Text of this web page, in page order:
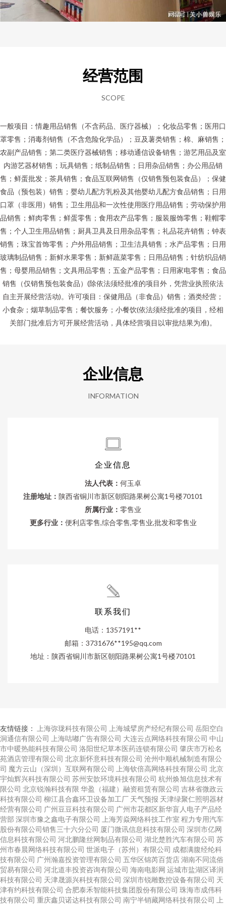
经营范围
SCOPE
一般项目：情趣用品销售（不含药品、医疗器械）；化妆品零售；医用口
罩零售；消毒剂销售（不含危险化学品）；豆及薯类销售；棉、麻销售；
农副产品销售；第二类医疗器械销售；移动通信设备销售；游艺用品及室
内游艺器材销售；玩具销售；纸制品销售；日用杂品销售；办公用品销
售；鲜蛋批发；茶具销售；食品互联网销售（仅销售预包装食品）；保健
食品（预包装）销售；婴幼儿配方乳粉及其他婴幼儿配方食品销售；日用
口罩（非医用）销售；卫生用品和一次性使用医疗用品销售；劳动保护用
品销售；鲜肉零售；鲜蛋零售；食用农产品零售；服装服饰零售；鞋帽零
售；个人卫生用品销售；厨具卫具及日用杂品零售；礼品花卉销售；钟表
销售；珠宝首饰零售；户外用品销售；卫生洁具销售；水产品零售；日用
玻璃制品销售；新鲜水果零售；新鲜蔬菜零售；日用品销售；针纺织品销
售；母婴用品销售；文具用品零售；五金产品零售；日用家电零售；食品
销售（仅销售预包装食品）(除依法须经批准的项目外，凭营业执照依法
自主开展经营活动)。许可项目：保健用品（非食品）销售；酒类经营；
小食杂；烟草制品零售；餐饮服务；小餐饮(依法须经批准的项目，经相
关部门批准后方可开展经营活动，具体经营项目以审批结果为准)。
企业信息
INFORMATION
企业信息
法人代表： 何玉卓
注册地址： 陕西省铜川市新区朝阳路果树公寓1号楼70101
所属行业： 零售业
更多行业： 便利店零售,综合零售,零售业,批发和零售业
联系我们
电话：1357191**
邮箱：3731676**195@qq.com
地址：陕西省铜川市新区朝阳路果树公寓1号楼70101
友情链接： 上海弥珑科技有限公司 上海城擘房产经纪有限公司 岳阳空白
洞通信有限公司
上海咕嘟广告有限公司 大连云点网络科技有限公司 中山
市中暖热能科技有限公司 洛阳世纪草本医药连锁有限公司 肇庆市万松名
苑酒店管理有限公司 北京新怀意科技有限公司 沧州中顺机械制造有限公
司 魔方云山（深圳）互联网有限公司 上海钦倍高网络科技有限公司 北京
宇灿辉兴科技有限公司 苏州安歆环境科技有限公司 杭州焕旭信息技术有
限公司 北京锐瀚科技有限 华盈（福建）融资租赁有限公司 吉林省微政云
科技有限公司 柳江县合鑫环卫设备加工厂 天气预报 天津绿聚仁照明器材
经营有限公司 广州豆豆科技有限公司 广州市花都区新华盲人电子产品经
营部 深圳市豫之鑫电子有限公司 上海芳焱网络科技工作室 程力专用汽车
股份有限公司销售三十六分公司 厦门微讯信息科技有限公司 深圳市亿网
信息科技有限公司 河北鹏隆丝网制品有限公司 湖北楚胜汽车有限公司 苏
州市春晨网络科技有限公司 世派电子（苏州）有限公司 成都满腹经纶科
技有限公司 广州瀚嘉投资管理有限公司 五华区锦芮百货店 湖南不同流俗
贸易有限公司 河北道丰投资咨询有限公司 海南电影网 运城市盐湖区译润
科技有限公司 天津晟源兴科技有限公司 深圳市锐雕数控设备有限公司 天
津有约科技有限公司 合肥泰禾智能科技集团股份有限公司 珠海市成伟科
技有限公司 重庆鑫贝诺达科技有限公司 南宁半销藏网络科技有限公司 上